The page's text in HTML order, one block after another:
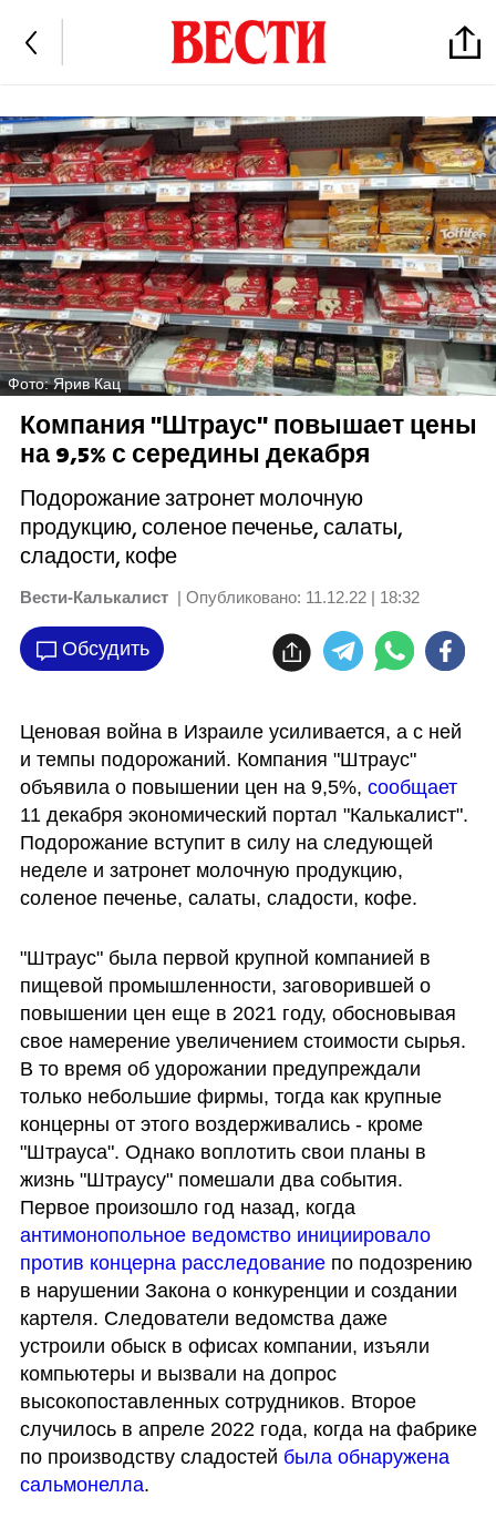
Фото: Ярив Кац
Компания "Штраус" повышает цены
на 9,5% с середины декабря
Подорожание затронет молочную
продукцию, соленое печенье, салаты,
сладости, кофе
Вести-Калькалист | Опубликовано: 11.12.22 | 18:32
Обсудить
Ценовая война в Израиле усиливается, а с ней
и темпы подорожаний. Компания "Штраус"
объявила о повышении цен на 9,5%,
сообщает
11 декабря экономический портал "Калькалист".
Подорожание вступит в силу на следующей
неделе и затронет молочную продукцию,
соленое печенье, салаты, сладости, кофе.
"Штраус" была первой крупной компанией в
пищевой промышленности, заговорившей о
повышении цен еще в 2021 году, обосновывая
свое намерение увеличением стоимости сырья.
В то время об удорожании предупреждали
только небольшие фирмы, тогда как крупные
концерны от этого воздерживались - кроме
"Штрауса". Однако воплотить свои планы в
жизнь "Штраусу" помешали два события.
Первое произошло год назад, когда
антимонопольное ведомство инициировало
против концерна расследование по подозрению
в нарушении Закона о конкуренции и создании
картеля. Следователи ведомства даже
устроили обыск в офисах компании, изъяли
компьютеры и вызвали на допрос
высокопоставленных сотрудников. Второе
случилось в апреле 2022 года, когда на фабрике
по производству сладостей была обнаружена
сальмонелла.